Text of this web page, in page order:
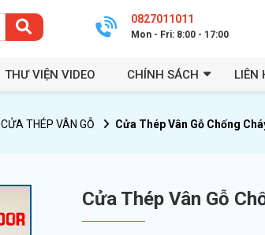
0827011011
Mon - Fri: 8:00 - 17:00
THƯ VIỆN VIDEO CHÍNH SÁCH LIÊN
CỬA THÉP VÂN GỖ Cửa Thép Vân Gỗ Chống
Cửa Thép Vân Gỗ